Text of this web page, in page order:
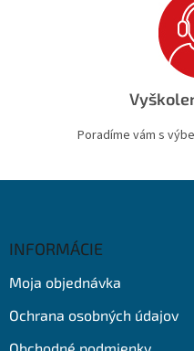
Poradíme vám s
INFORMÁCIE
Moja objednávka
Ochrana osobných údajov